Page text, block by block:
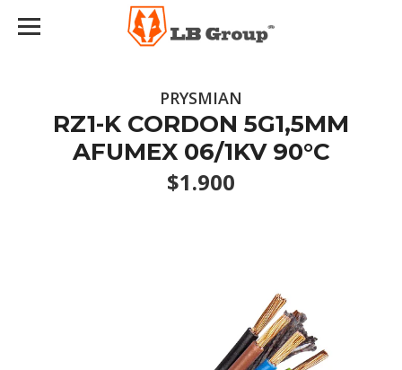
PRYSMIAN
RZ1-K CORDON 5G1,5MM
AFUMEX 06/1KV 90°C
$1.900